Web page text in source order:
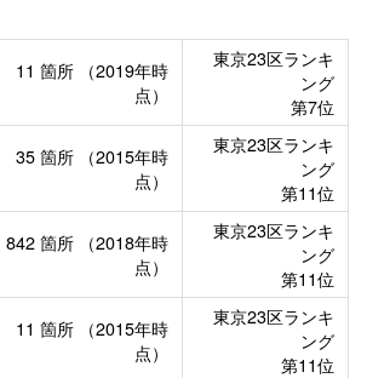
11 箇所
（2019年時
点）
東京23区ランキ
ング
第7位
35 箇所
（2015年時
点）
東京23区ランキ
ング
第11位
842 箇所
（2018年時
点）
東京23区ランキ
ング
第11位
11 箇所
（2015年時
点）
東京23区ランキ
ング
第11位